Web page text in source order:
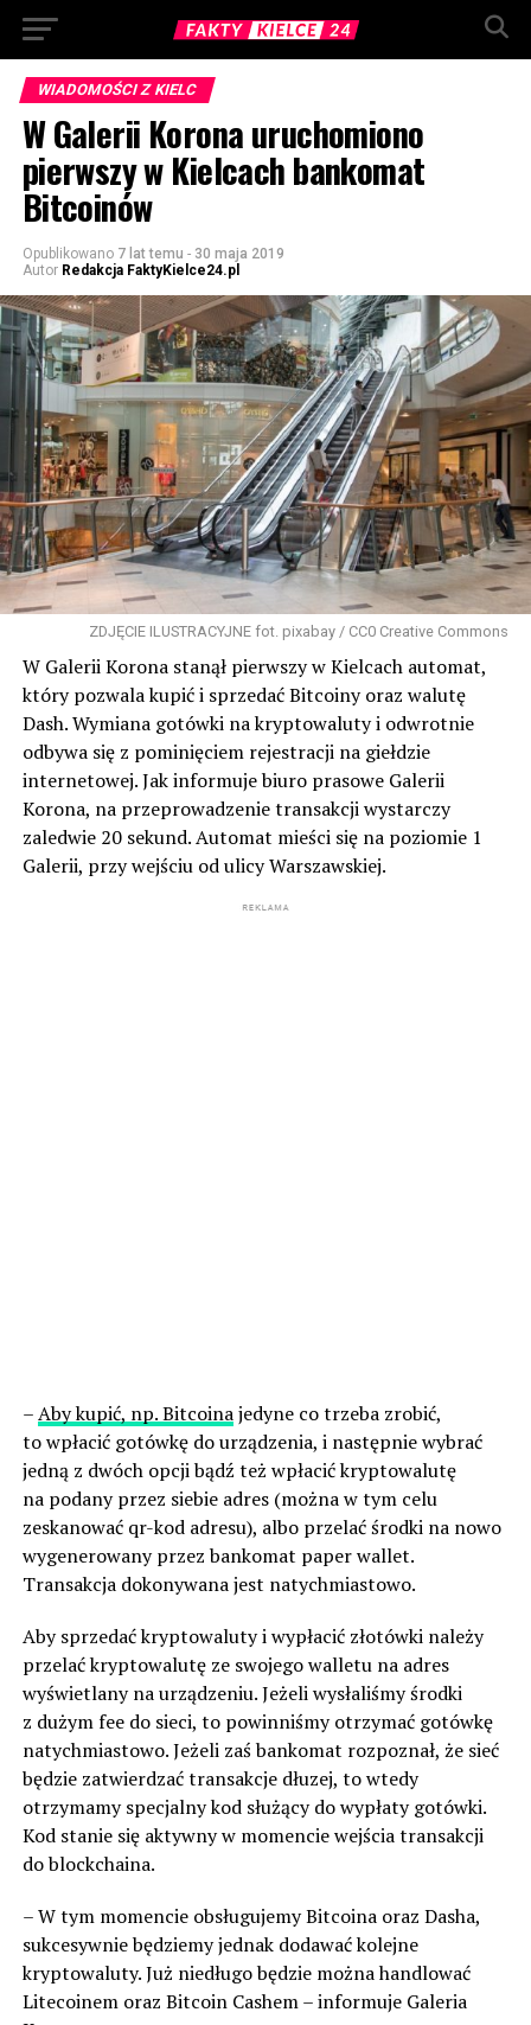
WIADOMOŚCI Z KIELC
W Galerii Korona uruchomiono
pierwszy w Kielcach bankomat
Bitcoinów
Opublikowano 7 lat temu - 30 maja 2019
Autor Redakcja FaktyKielce24.pl
ZDJĘCIE ILUSTRACYJNE fot. pixabay / CC0 Creative Commons
W Galerii Korona stanął pierwszy w Kielcach automat,
który pozwala kupić i sprzedać Bitcoiny oraz walutę
Dash. Wymiana gotówki na kryptowaluty i odwrotnie
odbywa się z pominięciem rejestracji na giełdzie
internetowej. Jak informuje biuro prasowe Galerii
Korona, na przeprowadzenie transakcji wystarczy
zaledwie 20 sekund. Automat mieści się na poziomie 1
Galerii, przy wejściu od ulicy Warszawskiej.
–Aby kupić, np. Bitcoinajedyne co trzeba zrobić,
to wpłacić gotówkę do urządzenia, i następnie wybrać
jedną z dwóch opcji bądź też wpłacić kryptowalutę
na podany przez siebie adres (można w tym celu
zeskanować qr-kod adresu), albo przelać środki na nowo
wygenerowany przez bankomat paper wallet.
Transakcja dokonywana jest natychmiastowo.
Aby sprzedać kryptowaluty i wypłacić złotówki należy
przelać kryptowalutę ze swojego walletu na adres
wyświetlany na urządzeniu. Jeżeli wysłaliśmy środki
z dużym fee do sieci, to powinniśmy otrzymać gotówkę
natychmiastowo. Jeżeli zaś bankomat rozpoznał, że sieć
będzie zatwierdzać transakcje dłuzej, to wtedy
otrzymamy specjalny kod służący do wypłaty gotówki.
Kod stanie się aktywny w momencie wejścia transakcji
do blockchaina.
– W tym momencie obsługujemy Bitcoina oraz Dasha,
sukcesywnie będziemy jednak dodawać kolejne
kryptowaluty. Już niedługo będzie można handlować
Litecoinem oraz Bitcoin Cashem – informuje Galeria